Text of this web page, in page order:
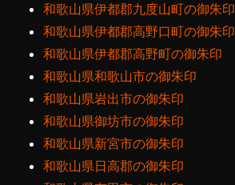
和歌山県伊都郡九度山町の御朱印
和歌山県伊都郡高野口町の御朱印
和歌山県伊都郡高野町の御朱印
和歌山県和歌山市の御朱印
和歌山県岩出市の御朱印
和歌山県御坊市の御朱印
和歌山県新宮市の御朱印
和歌山県日高郡の御朱印